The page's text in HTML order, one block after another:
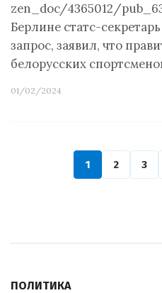
zen_doc/4365012/
Берлине статс-
запрос, заявил, что
белорусских
01/02/2024
1 2 3
ПОЛИТИКА